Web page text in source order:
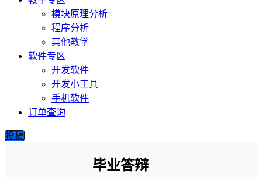
模块原理分析
程序分析
其他教学
软件专区
开发软件
开发小工具
手机软件
订单查询
投稿
毕业答辩